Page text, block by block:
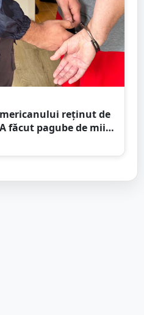
reținut de
făcut pagube de mii